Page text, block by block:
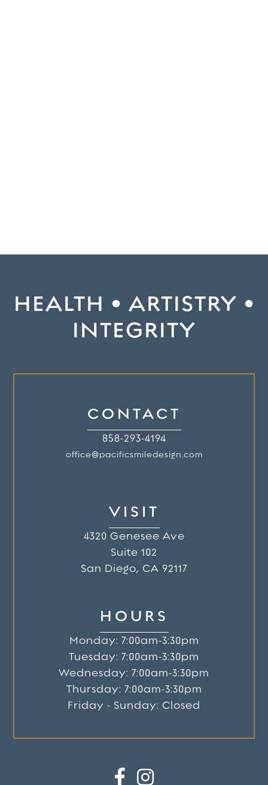
HEALTH • ARTISTRY •
INTEGRITY
CONTACT
858-293-4194
office@pacificsmiledesign.com
VISIT
4320 Genesee Ave
Suite 102
San Diego, CA 92117
HOURS
Monday: 7:00am-3:30pm
Tuesday: 7:00am-3:30pm
Wednesday: 7:00am-3:30pm
Thursday: 7:00am-3:30pm
Friday - Sunday: Closed
 